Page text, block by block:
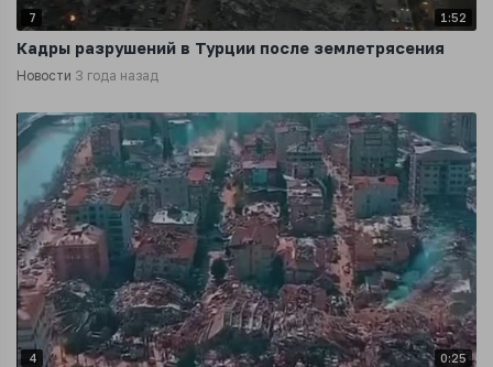
7 1:52
Кадры разрушений в Турции после землетрясения
Новости 3 года назад
4 0:25